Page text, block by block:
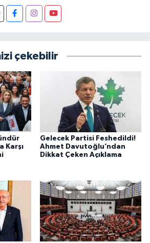
çekebilir
Karşı
Gelecek Partisi Feshedildi!
Ahmet Davutoğlu’ndan
Dikkat Çeken Açıklama